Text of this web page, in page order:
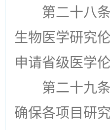
第二十八条
生物医学研究
申请省级医学
第二十九条
确保各项目研